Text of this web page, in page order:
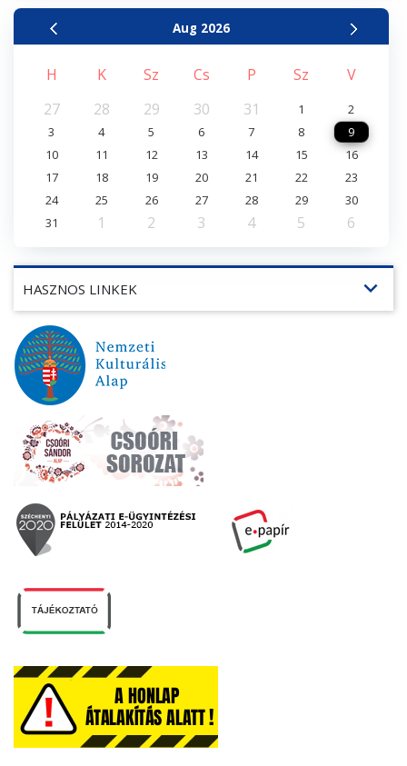
Aug 2026
H K Sz Cs P Sz
V
27
28 29 30 31 1
2
3
4 5 6 7 8
9
10
11 12 13 14 15
16
17
18 19 20 21 22
23
24
25 26 27 28 29
30
31
1 2 3 4 5 6
HASZNOS LINKEK expand_more